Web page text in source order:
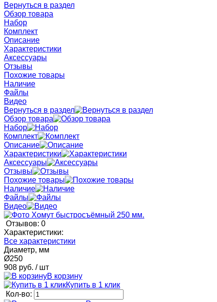
Вернуться в раздел
Обзор товара
Набор
Комплект
Описание
Характеристики
Аксессуары
Отзывы
Похожие товары
Наличие
Файлы
Видео
Вернуться в раздел
Обзор товара
Набор
Комплект
Описание
Характеристики
Аксессуары
Отзывы
Похожие товары
Наличие
Файлы
Видео
Отзывов: 0
Характеристики:
Все характеристики
Диаметр, мм
Ø250
908 руб. / шт
В корзину
Купить в 1 клик
Кол-во: